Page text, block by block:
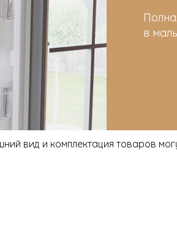
в
вид и комплектация товаров